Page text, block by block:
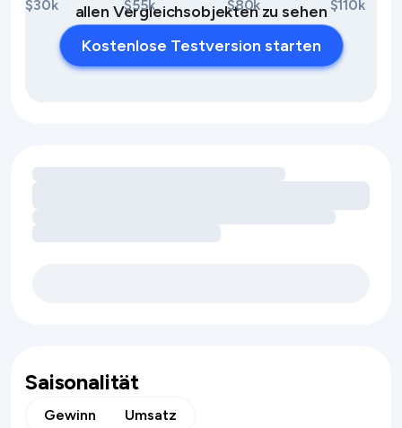
$30k $55k $80k $110k
allen Vergleichsobjekten zu sehen
Kostenlose Testversion starten
Umsatzchancen durch Ausstattungsmerkmale werden
Saisonalität
Gewinn Umsatz